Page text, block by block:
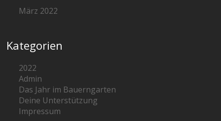
März 2022
Kategorien
2022
Admin
Das Jahr im Bauerngarten
Deine Unterstützung
Impressum